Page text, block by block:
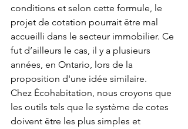
conditions et selon cette formule, le
projet de cotation pourrait être mal
accueilli dans le secteur immobilier. Ce
fut d’ailleurs le cas, il y a plusieurs
années, en Ontario, lors de la
proposition d'une idée similaire.
Chez Écohabitation, nous croyons que
les outils tels que le système de cotes
doivent être les plus simples et